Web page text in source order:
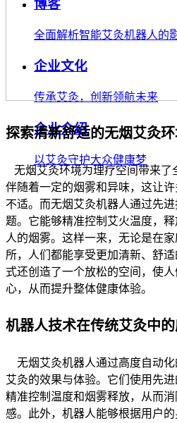
博客
全面解析智能艾灸机器人的
企业文化
传承艾灸，创新领航未来
企业介绍
以艾灸守护大众健康梦
探索清新舒适的无烟艾灸
无烟艾灸环境为理疗空间带来了
伴随着一定的烟雾和异味，这让
不适。而无烟艾灸机器人通过先
题。它能够精准控制艾火温度，
人的烟雾。这样一来，无论是在
所，人们都能享受更加清新、舒
式还创造了一个放松的空间，使
心，从而提升整体健康体验。
机器人技术在传统艾灸中
无烟艾灸机器人通过高度自动
艾灸的效果与体验。它们使用先
精准控制温度和烟雾释放，从而
感。此外，机器人能够根据用户